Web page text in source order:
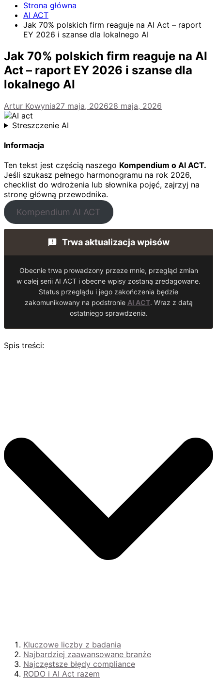
Strona główna
AI ACT
Jak 70% polskich firm reaguje na AI Act – raport
EY 2026 i szanse dla lokalnego AI
Jak 70% polskich firm reaguje na AI
Act – raport EY 2026 i szanse dla
lokalnego AI
Artur Kowynia27 maja, 202628 maja, 2026
Streszczenie AI
Informacja
Ten tekst jest częścią naszego Kompendium o AI ACT.
Jeśli szukasz pełnego harmonogramu na rok 2026,
checklist do wdrożenia lub słownika pojęć, zajrzyj na
stronę główną przewodnika.
Kompendium AI ACT
Trwa aktualizacja wpisów
Obecnie trwa prowadzony przeze mnie, przegląd zmian
w całej serii AI ACT i obecne wpisy zostaną zredagowane.
Status przeglądu i jego zakończenia będzie
zakomunikowany na podstronie AI ACT. Wraz z datą
ostatniego sprawdzenia.
Spis treści:
Kluczowe liczby z badania
Najbardziej zaawansowane branże
Najczęstsze błędy compliance
RODO i AI Act razem